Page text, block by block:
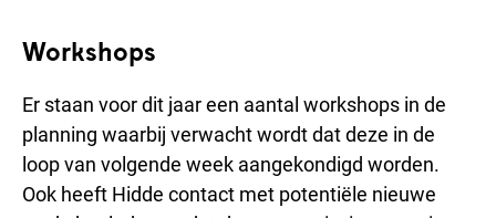
Workshops
Er staan voor dit jaar een aantal workshops in de
planning waarbij verwacht wordt dat deze in de
loop van volgende week aangekondigd worden.
Ook heeft Hidde contact met potentiële nieuwe